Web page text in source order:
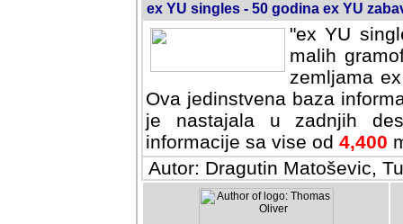
ex YU singles - 50 godina ex YU
"ex YU
malih
zemljama
Ova jedinstvena baza
je nastajala u zadnjih
informacije sa vise od 4,400
Autor: Dragutin Matoševic,